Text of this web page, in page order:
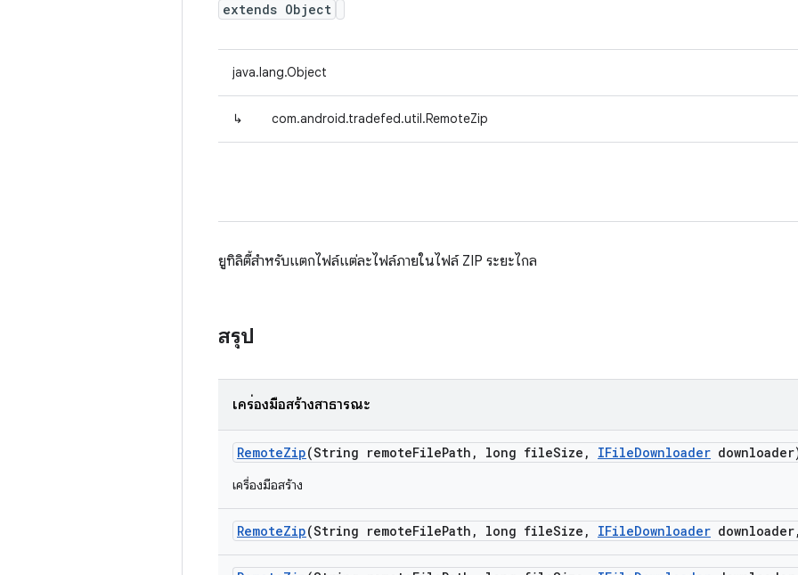
extends Object
java.lang.Object
↳ com.android.tradefed.util.RemoteZip
ยูทิลิตี้สำหรับแตกไฟล์แต่ละไฟล์ภายในไฟล์ ZIP ระยะไกล
สรุป
เครื่องมือสร้างสาธารณะ
RemoteZip(String remoteFilePath , long fileSize , IFileDownloader
เครื่องมือสร้าง
RemoteZip(String remoteFilePath , long fileSize , IFileDownloader downloader,